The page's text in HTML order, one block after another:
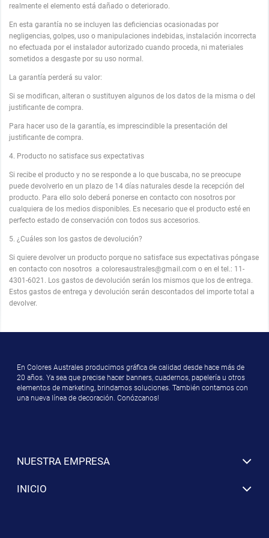
realmente el elemento está dañado o deteriorado.
En esta garantía no se incluyen las deficiencias ocasionadas por
negligencias, golpes, uso o manipulaciones indebidas, instalación incorrecta
no efectuada por el instalador autorizado cuando proceda, ni materiales
sometidos a desgaste por su uso normal.
La garantía perderá su valor:
Si se modifican, alteran o sustituyen algunos de los datos de la misma o del
justificante de compra.
Para hacer uso de la garantía, es imprescindible la presentación del
justificante de compra.
4. Producto no satisface sus expectativas
Si recibe el producto y no se responde a lo que buscaba, no se preocupe
puede devolverlo en un plazo de 14 días naturales desde la recepción del
producto. Para ello solo deberá ponerse en contacto con nosotros por
cualquiera de los medios disponibles. Es necesario que el producto esté en
perfecto estado de conservación con todos sus accesorios.
5. ¿Cuáles son los gastos de devolución?
Si quiere devolver un producto porque no satisface sus expectativas póngase
en contacto con nosotros a coloresaustrales@gmail.com o en el tel.: 11-
4301-6021. Los gastos de devolución serán los mismos que los de entrega.
Estos gastos de entrega y devolución serán descontados del importe total a
devolver.
En Colores Australes producimos gráfica de calidad desde hace más de
20 años. Ya sea que precise hacer banners, cuadernos, papelería u otros
elementos de marketing, brindamos soluciones. También contamos con
una nueva línea de decoración. Conózcanos!
NUESTRA EMPRESA
INICIO